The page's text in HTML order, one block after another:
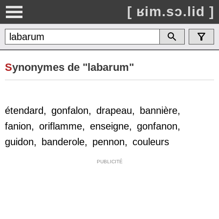
[ ʁim.sɔ.lid ]
Synonymes de "labarum"
étendard, gonfalon, drapeau, bannière,
fanion, oriflamme, enseigne, gonfanon,
guidon, banderole, pennon, couleurs
PUBLICITÉ